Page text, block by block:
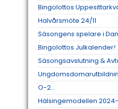
Bingolottos
Halvårsmöte 24/11
Säsongens spelare i
Bingolottos Julkalender!
Säsongsavslutning &
O-2...
Hälsingemodellen